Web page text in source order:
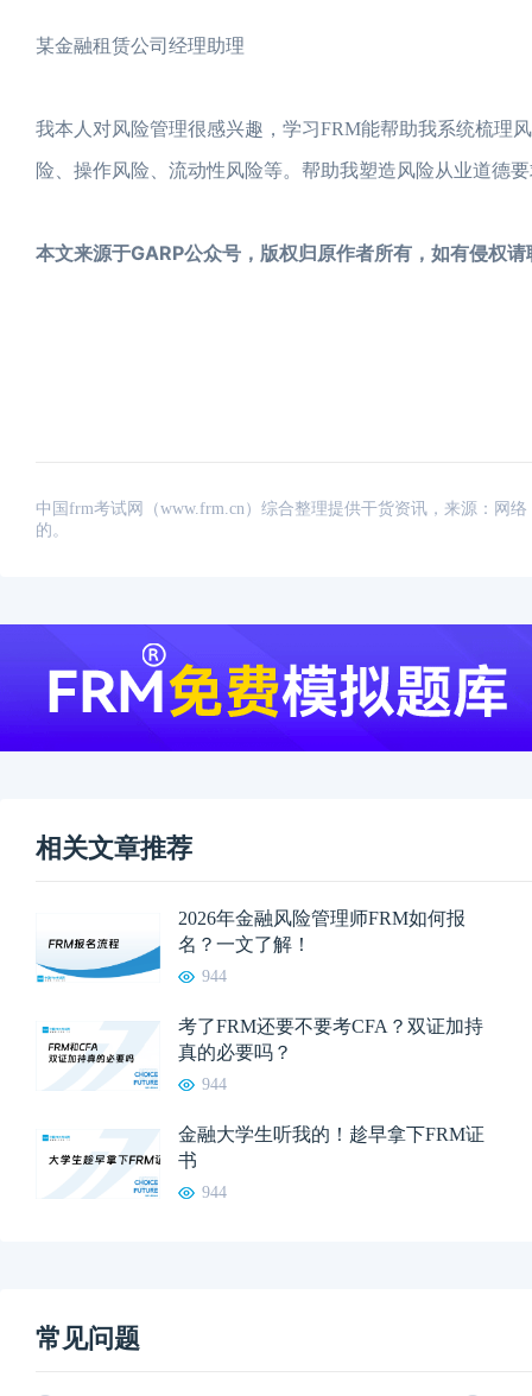
某金融租赁公司经理助理
我本人对风险管理很感兴趣，学习FRM能帮助我系统梳理
险、操作风险、流动性风险等。帮助我塑造风险从业道德
本文来源于GARP公众号，版权归原作者所有，如有侵权
中国frm考试网（www.frm.cn）综合整理提供干货资讯，来源：网
的。
相关文章推荐
2026年金融风险管理师FRM如何报
名？一文了解！
944
考了FRM还要不要考CFA？双证加持
真的必要吗？
944
金融大学生听我的！趁早拿下FRM证
书
944
常见问题